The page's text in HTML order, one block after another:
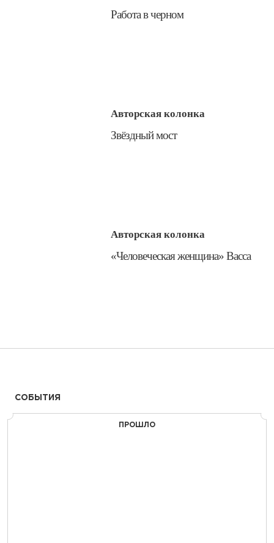
​Работа в черном
Авторская колонка
​Звёздный мост
Авторская колонка
​«Человеческая женщина» Васса
СОБЫТИЯ
ПРОШЛО